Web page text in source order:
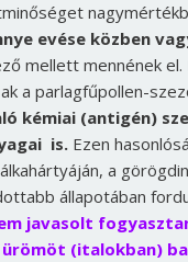
evése közben
mellett mennének
a parlagfűpollen-
kémiai (antigén)
is. Ezen
a
állapotában
javasolt
(italokban)